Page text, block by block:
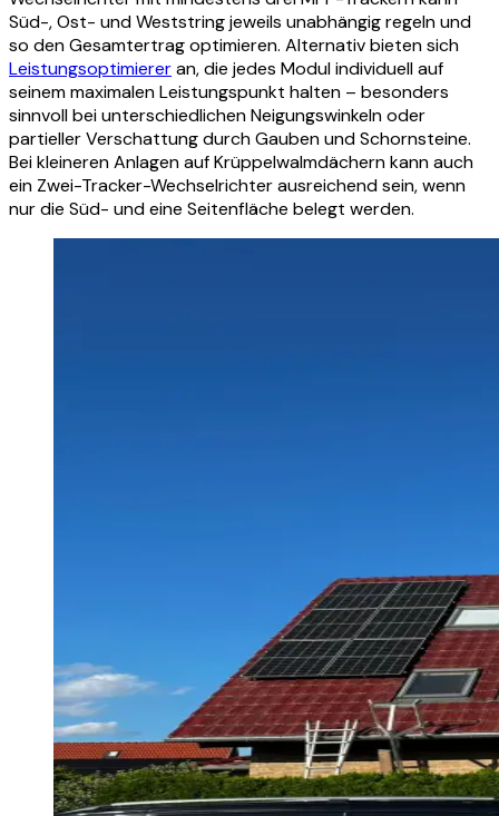
Süd-, Ost- und Weststring jeweils unabhängig regeln und
so den Gesamtertrag optimieren. Alternativ bieten sich
Leistungsoptimiereran, die jedes Modul individuell auf
seinem maximalen Leistungspunkt halten – besonders
sinnvoll bei unterschiedlichen Neigungswinkeln oder
partieller Verschattung durch Gauben und Schornsteine.
Bei kleineren Anlagen auf Krüppelwalmdächern kann auch
ein Zwei-Tracker-Wechselrichter ausreichend sein, wenn
nur die Süd- und eine Seitenfläche belegt werden.